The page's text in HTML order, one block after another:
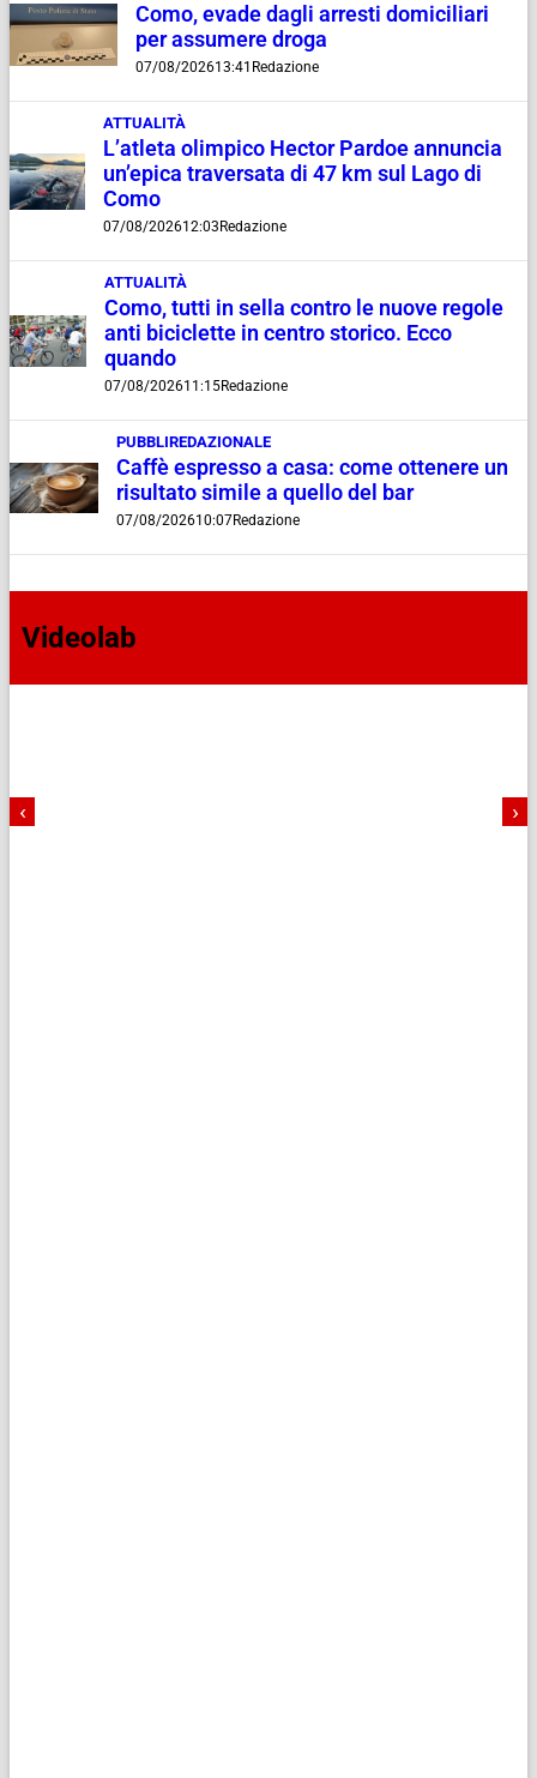
Como, evade dagli arresti domiciliari
per assumere droga
07/08/202613:41 Redazione
ATTUALITÀ
L’atleta olimpico Hector Pardoe annuncia
un’epica traversata di 47 km sul Lago di
Como
07/08/202612:03 Redazione
ATTUALITÀ
Como, tutti in sella contro le nuove regole
anti biciclette in centro storico. Ecco
quando
07/08/202611:15Redazione
PUBBLIREDAZIONALE
Caffè espresso a casa: come ottenere un
risultato simile a quello del bar
07/08/202610:07Redazione
Videolab
‹ ›